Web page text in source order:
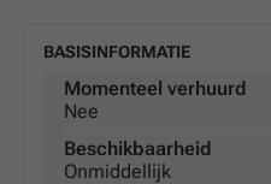
BASISINFORMATIE
Momenteel verhuurd
Nee
Beschikbaarheid
Onmiddellijk